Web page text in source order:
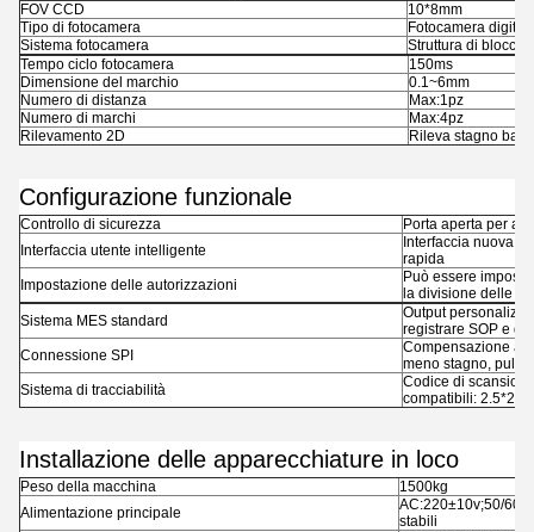
FOV CCD
10*8mm
Tipo di fotocamera
Fotocamera
Sistema fotocamera
Struttura di blocco
Tempo ciclo fotocamera
150ms
Dimensione del marchio
0.1~6mm
Numero di distanza
Max:1pz
Numero di marchi
Max:4pz
Rilevamento 2D
Rileva stagno
Configurazione funzionale
Controllo di sicurezza
Porta aperta per
Interfaccia utente intelligente
Interfaccia nuova
rapida
Impostazione delle autorizzazioni
Può essere
la divisione delle
Sistema MES standard
Output
registrare SOP e
Connessione SPI
Compensazione
meno stagno,
Sistema di tracciabilità
Codice di
compatibili:
Installazione delle apparecchiature in loco
Peso della macchina
1500kg
Alimentazione principale
AC:220±10v;50/
stabili